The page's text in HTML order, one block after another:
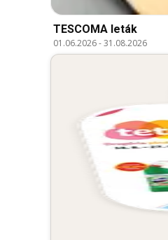
TESCOMA leták
01.06.2026-31.08.2026